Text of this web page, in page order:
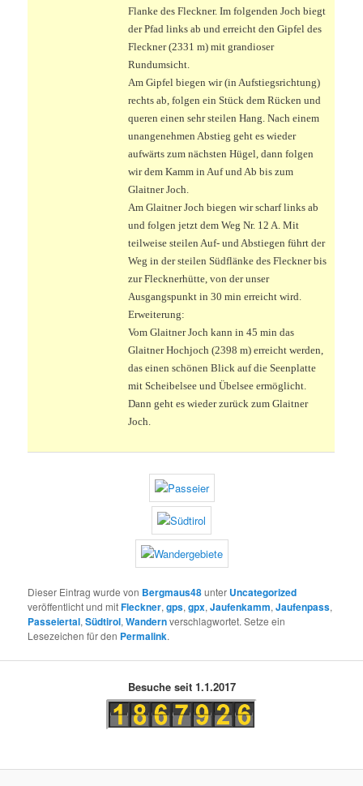
Flanke des Fleckner. Im folgenden Joch biegt
der Pfad links ab und erreicht den Gipfel des
Fleckner (2331 m) mit grandioser
Rundumsicht.
Am Gipfel biegen wir (in Aufstiegsrichtung)
rechts ab, folgen ein Stück dem Rücken und
queren einen sehr steilen Hang. Nach einem
unangenehmen Abstieg geht es wieder
aufwärts zum nächsten Hügel, dann folgen
wir dem Kamm in Auf und Ab bis zum
Glaitner Joch.
Am Glaitner Joch biegen wir scharf links ab
und folgen jetzt dem Weg Nr. 12 A. Mit
teilweise steilen Auf- und Abstiegen führt der
Weg in der steilen Südflänke des Fleckner bis
zur Flecknerhütte, von der unser
Ausgangspunkt in 30 min erreicht wird.
Erweiterung:
Vom Glaitner Joch kann in 45 min das
Glaitner Hochjoch (2398 m) erreicht werden,
das einen schönen Blick auf die Seenplatte
mit Scheibelsee und Übelsee ermöglicht.
Dann geht es wieder zurück zum Glaitner
Joch.
Dieser Eintrag wurde von Bergmaus48unter Uncategorized
veröffentlicht und mitFleckner,gps,gpx,Jaufenkamm,Jaufenpass,
Passeiertal,Südtirol,Wandernverschlagwortet. Setze ein
Lesezeichen für den Permalink.
Besuche seit 1.1.2017